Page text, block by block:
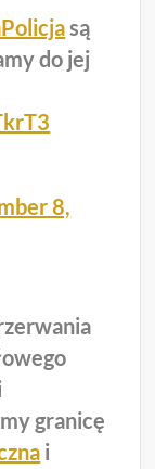
są
do jej
8,
granicę
i